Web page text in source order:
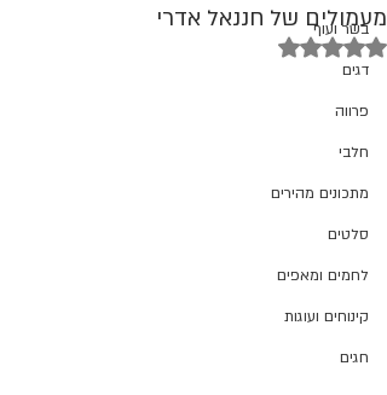
בשר ועוף
דגים
פרווה
חלבי
מתכונים מהירים
סלטים
לחמים ומאפים
קינוחים ועוגות
חגים
מעמולים של חננאל אדרי
דירוג של NaN מתוך 5 כוכבים